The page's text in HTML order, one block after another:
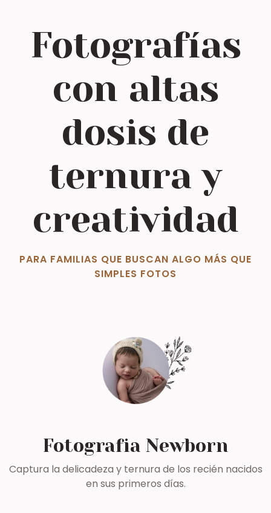
Fotografías
con altas
dosis de
ternura y
creatividad
PARA FAMILIAS QUE BUSCAN ALGO MÁS QUE
SIMPLES FOTOS
Fotografia Newborn
Captura la delicadeza y ternura de los recién nacidos
en sus primeros días.